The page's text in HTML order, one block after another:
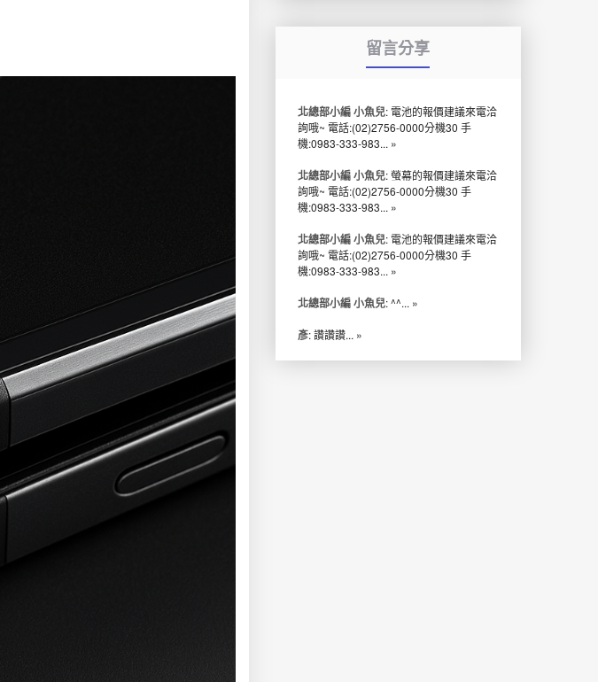
留言分享
北總部小編 小魚兒: 電池的報價建議來電洽
詢哦~ 電話:(02)2756-0000分機30 手
機:0983-333-983... »
北總部小編 小魚兒: 螢幕的報價建議來電洽
詢哦~ 電話:(02)2756-0000分機30 手
機:0983-333-983... »
北總部小編 小魚兒: 電池的報價建議來電洽
詢哦~ 電話:(02)2756-0000分機30 手
機:0983-333-983... »
北總部小編 小魚兒: ^^... »
彥: 讚讚讚... »